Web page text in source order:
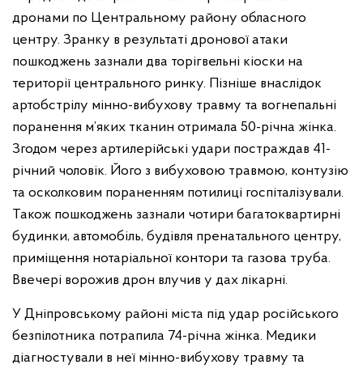
дронами по Центральному району обласного
центру. Зранку в результаті дронової атаки
пошкоджень зазнали два торігвельні кіоски на
території центрального ринку. Пізніше внаслідок
артобстрілу мінно-вибухову травму та вогнепальні
поранення м’яких тканин отримала 50-річна жінка.
Згодом через артилерійські удари постраждав 41-
річний чоловік. Його з вибуховою травмою, контузію
та осколковим пораненням потилиці госпіталізували.
Також пошкоджень зазнали чотири багатоквартирні
будинки, автомобіль, будівля пренатального центру,
приміщення нотаріальної контори та газова труба.
Ввечері ворожив дрон влучив у дах лікарні.
У Дніпровському районі міста під удар російського
безпілотника потрапила 74-річна жінка. Медики
діагностували в неї мінно-вибухову травму та